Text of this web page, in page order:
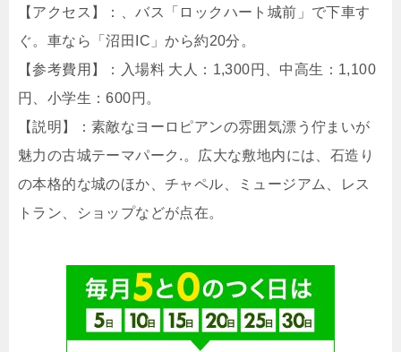
【アクセス】：、バス「ロックハート城前」で下車す
ぐ。車なら「沼田IC」から約20分。
【参考費用】：入場料 大人：1,300円、中高生：1,100
円、小学生：600円。
【説明】：素敵なヨーロピアンの雰囲気漂う佇まいが
魅力の古城テーマパーク.。広大な敷地内には、石造り
の本格的な城のほか、チャペル、ミュージアム、レス
トラン、ショップなどが点在。